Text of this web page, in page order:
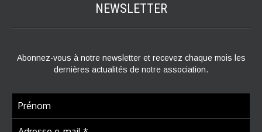
NEWSLETTER
Abonnez-vous à notre newsletter et recevez chaque mois les
dernières actualités de notre association.